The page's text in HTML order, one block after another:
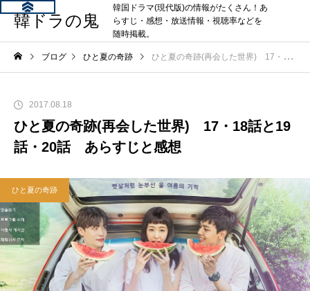
韓ドラの鬼
韓国ドラマ(現代版)の情報がたくさん！あ
らすじ・感想・放送情報・視聴率などを
随時掲載。
ブログ ひと夏の奇跡 ひと夏の奇跡(再会した世界) 17・18話と19話・20話 あらすじと感想
2017.08.18
ひと夏の奇跡(再会した世界) 17・18話と19
話・20話 あらすじと感想
ひと夏の奇跡